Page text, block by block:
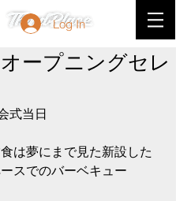
Log In
ープニングセレ
式当日
は夢にまで見た新設した
スでのバーベキュー